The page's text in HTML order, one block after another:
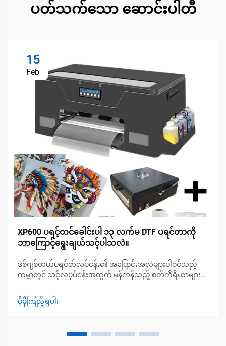
ပတ်သက်သော ဆောင်းပါတီ
15
Feb
XP600 ပရင့်တင်ခေါင်းပါ ၁၃ လက်မ DTF ပရင်တာကို
ဘာကြောင့်ရွေးချယ်သင့်ပါသလဲ။
ဒစ်ဂျစ်တယ်ပရင်တ်လုပ်ငန်း၏ အပြောင်းအလဲများပါဝင်သည့်
ကမ္ဘာတွင် သင့်လုပုပ်ငန်းအတွက် မှန်ကန်သည့် စက်ကိရိယာများ
(သို့) ပျက်စီးစေနိုင်ခြင်းဖြစ်ပါသည်။ သင်သည် အသေးစား
စီးပွားရေးလုပုပ်ငန်းရှင်၊ DIY စိတ်ဝင်စားသူ (သို့) ဖြစ်ထွန်းလာ
ပိုမိုကြည့်ရှုပါ။